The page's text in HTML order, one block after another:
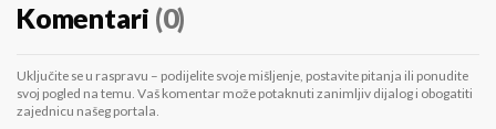
Komentari (0)
Uključite se u raspravu – podijelite svoje mišljenje, postavite pitanja ili ponudite
svoj pogled na temu. Vaš komentar može potaknuti zanimljiv dijalog i obogatiti
zajednicu našeg portala.